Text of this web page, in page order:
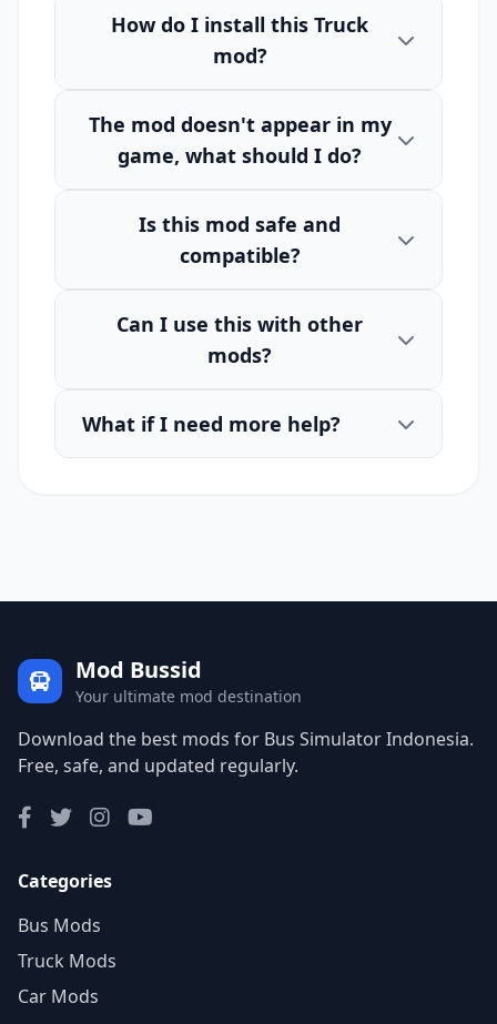
How do I install this Truck
mod?
The mod doesn't appear in my
game, what should I do?
Is this mod safe and
compatible?
Can I use this with other
mods?
What if I need more help?
Mod Bussid
Your ultimate mod destination
Download the best mods for Bus Simulator Indonesia.
Free, safe, and updated regularly.
Categories
Bus Mods
Truck Mods
Car Mods